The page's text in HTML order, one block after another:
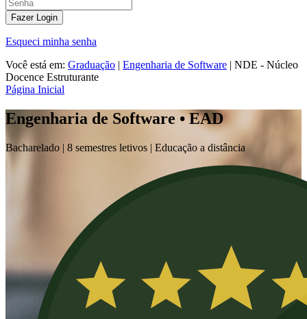
Fazer Login
Esqueci minha senha
Você está em: Graduação | Engenharia de Software | NDE - Núcleo
Docence Estruturante
Página Inicial
Engenharia de Software • EAD
Bacharelado | 8 semestres letivos | Educação a distância